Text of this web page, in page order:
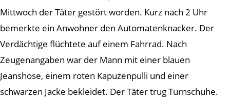
Mittwoch der Täter gestört worden. Kurz nach 2 Uhr
bemerkte ein Anwohner den Automatenknacker. Der
Verdächtige flüchtete auf einem Fahrrad. Nach
Zeugenangaben war der Mann mit einer blauen
Jeanshose, einem roten Kapuzenpulli und einer
schwarzen Jacke bekleidet. Der Täter trug Turnschuhe.